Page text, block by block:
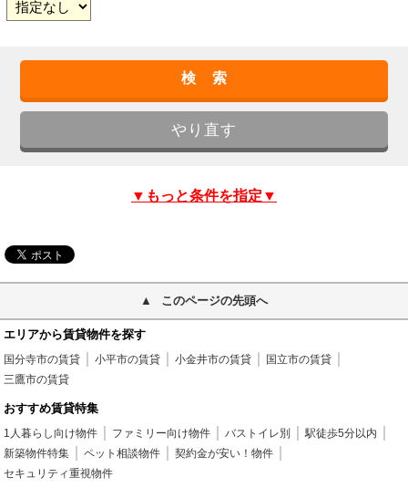
▼もっと条件を指定▼
このページの先頭へ
エリアから賃貸物件を探す
国分寺市の賃貸 小平市の賃貸 小金井市の賃貸
国立市の賃貸
三鷹市の賃貸
おすすめ賃貸特集
1人暮らし向け物件 ファミリー向け物件 バストイレ別
駅徒歩5分以内
新築物件特集
ペット相談物件
契約金が安い！物件
セキュリティ重視物件